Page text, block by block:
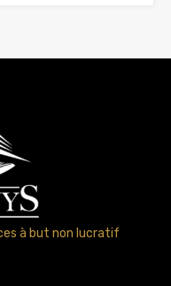
à but non lucratif